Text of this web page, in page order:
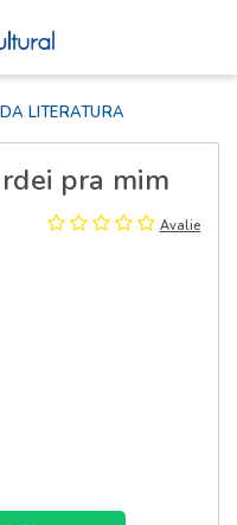
LITERATURA
pra mim
Avalie